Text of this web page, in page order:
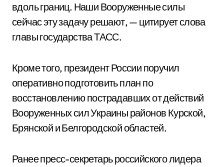
вдоль границ. Наши Вооруженные силы
сейчас эту задачу решают, — цитирует слова
главы государства ТАСС.
Кроме того, президент России поручил
оперативно подготовить план по
восстановлению пострадавших от действий
Вооруженных сил Украины районов Курской,
Брянской и Белгородской областей.
Ранее пресс-секретарь российского лидера